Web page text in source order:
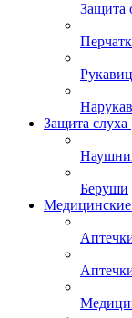
Защита
Защита слуха
Беруши
Медицинские